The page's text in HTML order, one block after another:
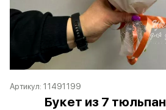
Артикул:11491199
Букет из 7